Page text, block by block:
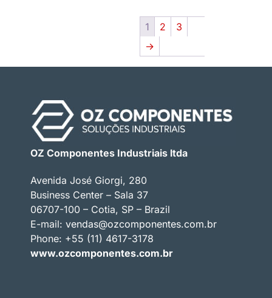
1 2
3
→
OZ Componentes Industriais ltda
Avenida José Giorgi, 280
Business Center – Sala 37
06707-100 – Cotia, SP – Brazil
E-mail: vendas@ozcomponentes.com.br
Phone: +55 (11) 4617-3178
www.ozcomponentes.com.br